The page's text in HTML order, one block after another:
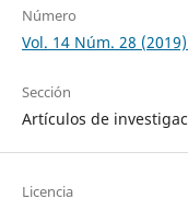
Número
Vol. 14 Núm. 28
Sección
Artículos de
Licencia